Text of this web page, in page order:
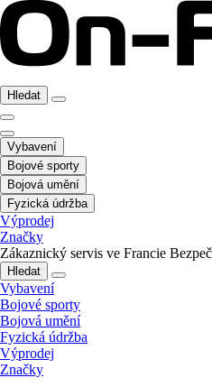
Hledat
Vybavení
Bojové sporty
Bojová umění
Fyzická údržba
Výprodej
Značky
Zákaznický servis ve Francie
Hledat
Vybavení
Bojové sporty
Bojová umění
Fyzická údržba
Výprodej
Značky